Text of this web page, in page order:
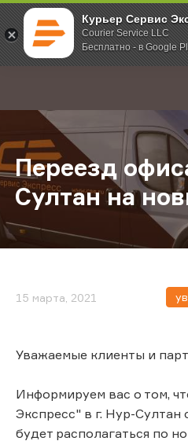
Курьер Сервис
Courier Service LLC
Бесплатно - в Google
; Главная О компании Новости
Переезд
Султан на
15 марта, 2021
Уважаемые клиенты и
Информируем вас о том,
Экспресс" в г. Нур-Султан
будет располагаться по